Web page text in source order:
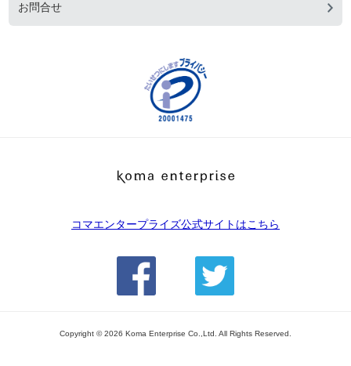
お問合せ
コマエンタープライズ公式サイトはこちら
Copyright ©2026 Koma Enterprise Co.,Ltd. All Rights Reserved.